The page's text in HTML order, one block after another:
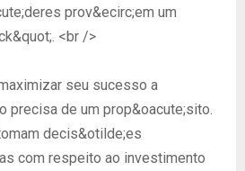
prov&ecirc;em um
<br />
seu sucesso a
precisa de um prop&oacute;sito.
decis&otilde;es
com respeito ao investimento